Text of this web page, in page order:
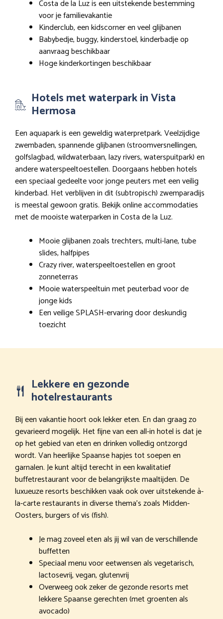
Costa de la Luz is een uitstekende bestemming
voor je familievakantie
Kinderclub, een kidscorner en veel glijbanen
Babybedje, buggy, kinderstoel, kinderbadje op
aanvraag beschikbaar
Hoge kinderkortingen beschikbaar
Hotels met waterpark in Vista
Hermosa
Een aquapark is een geweldig waterpretpark. Veelzijdige
zwembaden, spannende glijbanen (stroomversnellingen,
golfslagbad, wildwaterbaan, lazy rivers, waterspuitpark) en
andere waterspeeltoestellen. Doorgaans hebben hotels
een speciaal gedeelte voor jonge peuters met een veilig
kinderbad. Het verblijven in dit (subtropisch) zwemparadijs
is meestal gewoon gratis. Bekijk online accommodaties
met de mooiste waterparken in Costa de la Luz.
Mooie glijbanen zoals trechters, multi-lane, tube
slides, halfpipes
Crazy river, waterspeeltoestellen en groot
zonneterras
Mooie waterspeeltuin met peuterbad voor de
jonge kids
Een veilige SPLASH-ervaring door deskundig
toezicht
Lekkere en gezonde
hotelrestaurants
Bij een vakantie hoort ook lekker eten. En dan graag zo
gevarieerd mogelijk. Het fijne van een all-in hotel is dat je
op het gebied van eten en drinken volledig ontzorgd
wordt. Van heerlijke Spaanse hapjes tot soepen en
garnalen. Je kunt altijd terecht in een kwalitatief
buffetrestaurant voor de belangrijkste maaltijden. De
luxueuze resorts beschikken vaak ook over uitstekende à-
la-carte restaurants in diverse thema’s zoals Midden-
Oosters, burgers of vis (fish).
Je mag zoveel eten als jij wil van de verschillende
buffetten
Speciaal menu voor eetwensen als vegetarisch,
lactosevrij, vegan, glutenvrij
Overweeg ook zeker de gezonde resorts met
lekkere Spaanse gerechten (met groenten als
avocado)